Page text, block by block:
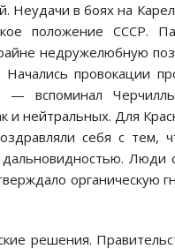
в боях на
положение СССР.
недружелюбную
провокации
— вспоминал
и нейтральных. Для
себя с
Люди
органическую
решения.